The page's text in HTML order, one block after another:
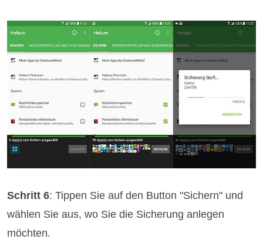
Schritt 6: Tippen Sie auf den Button "Sichern" und
wählen Sie aus, wo Sie die Sicherung anlegen
möchten.